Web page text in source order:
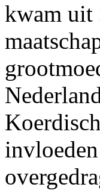
kwam uit